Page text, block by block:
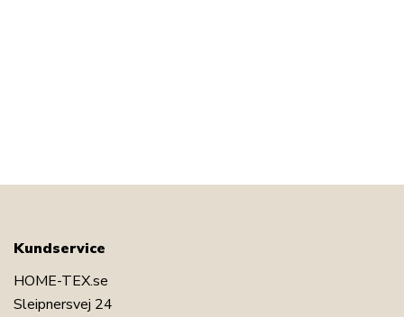
Kundservice
HOME-TEX.se
Sleipnersvej 24